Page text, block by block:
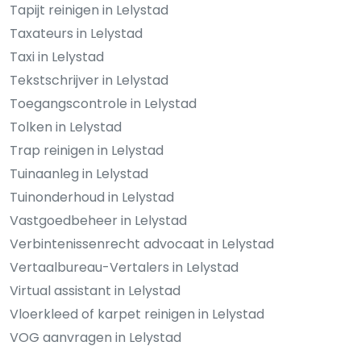
Tapijt reinigen in Lelystad
Taxateurs in Lelystad
Taxi in Lelystad
Tekstschrijver in Lelystad
Toegangscontrole in Lelystad
Tolken in Lelystad
Trap reinigen in Lelystad
Tuinaanleg in Lelystad
Tuinonderhoud in Lelystad
Vastgoedbeheer in Lelystad
Verbintenissenrecht advocaat in Lelystad
Vertaalbureau-Vertalers in Lelystad
Virtual assistant in Lelystad
Vloerkleed of karpet reinigen in Lelystad
VOG aanvragen in Lelystad